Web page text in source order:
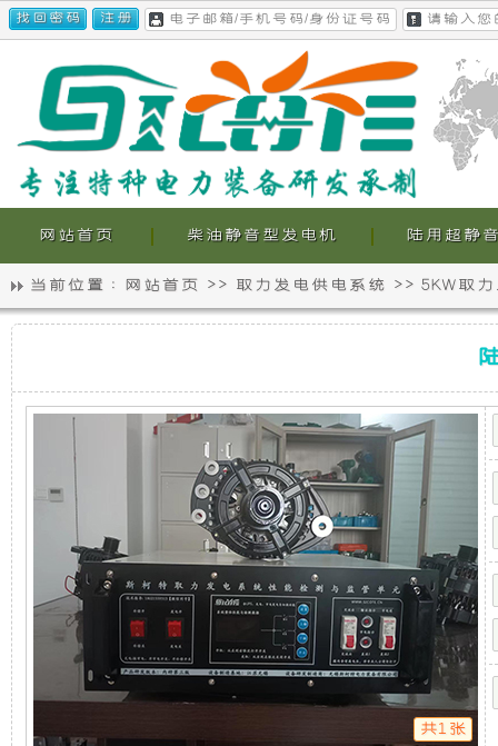
陆用超静
我
的
静
音
发
电
柴油静音型发电机
静
发
组，
是
相
对
网站首页
当前位置 : 网站首页 >> 取力发电供电系统 >> 5KW取
陆
巡
4700-
5KW
取
力
发
电
机
供
电
系
统
(28V
系
统)
陆
巡
4700-
5KW
共1张